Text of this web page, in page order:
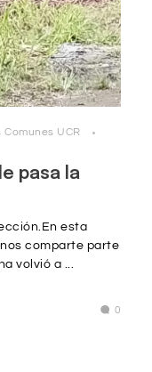
UCR
pasa la
esta
comparte parte
volvió a ...
0